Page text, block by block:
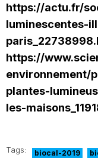
https://actu.fr/
luminescentes-
https://
environnement/
plantes-
les-
Tags: biocal-2019